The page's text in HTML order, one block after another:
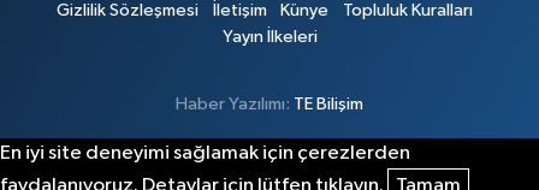
Gizlilik Sözleşmesi
İletişim Künye
Topluluk Kuralları
Yayın İlkeleri
Haber Yazılımı: TE Bilişim
En iyi site deneyimi sağlamak için çerezlerden
faydalanıyoruz. Detaylar için lütfen tıklayın.
Tamam